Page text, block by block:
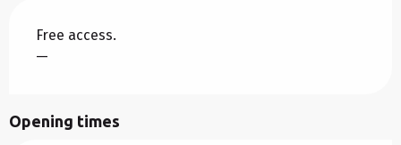
Free access.
—
Opening times